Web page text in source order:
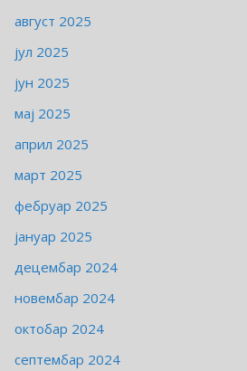
август 2025
јул 2025
јун 2025
мај 2025
април 2025
март 2025
фебруар 2025
јануар 2025
децембар 2024
новембар 2024
октобар 2024
септембар 2024